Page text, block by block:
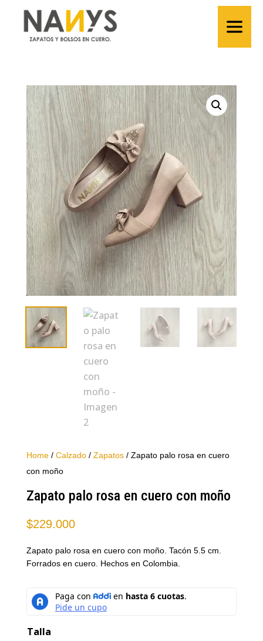
Home/ Calzado/ Zapatos/ Zapato palo rosa en cuero
con moño
Zapato palo rosa en cuero con moño
$229.000
Zapato palo rosa en cuero con moño. Tacón 5.5 cm.
Forrados en cuero. Hechos en Colombia.
Talla